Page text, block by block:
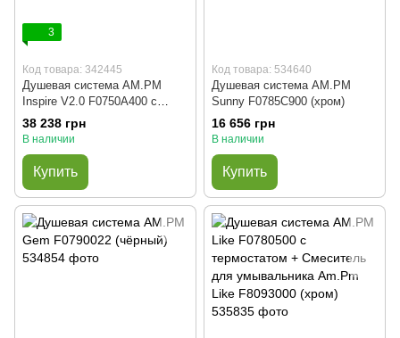
3
Код товара: 342445
Душевая система AM.PM
Inspire V2.0 F0750A400 с
термостатом (хром)
38 238 грн
В наличии
Купить
Код товара: 534640
Душевая система AM.PM
Sunny F0785C900 (хром)
16 656 грн
В наличии
Купить